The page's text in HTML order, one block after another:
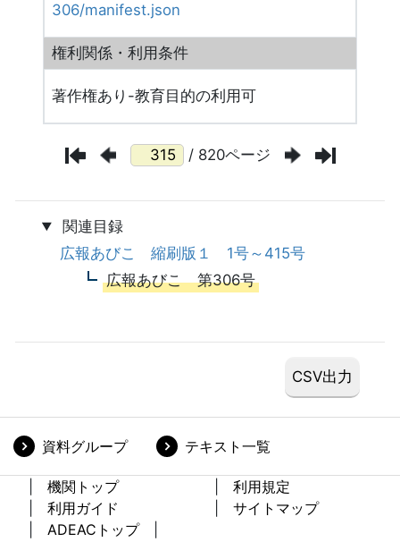
306/manifest.json
権利関係・利用条件
著作権あり-教育目的の利用可
/ 820ページ
関連目録
広報あびこ 縮刷版１ 1号～415号
広報あびこ 第306号
資料グループ テキスト一覧
機関トップ
利用規定
利用ガイド
サイトマップ
ADEACトップ